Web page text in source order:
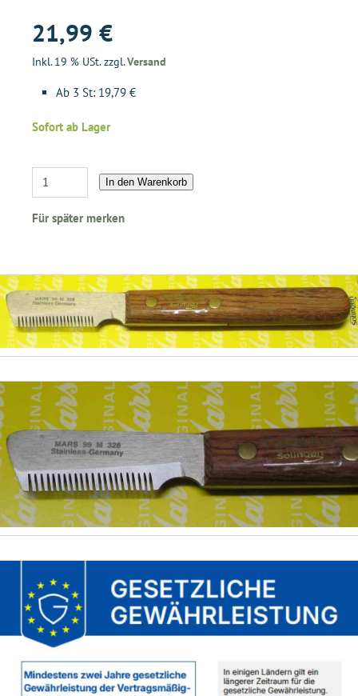
21,99 €
Inkl. 19 % USt. zzgl.Versand
Ab 3 St: 19,79 €
Sofort ab Lager
In den Warenkorb
Für später merken